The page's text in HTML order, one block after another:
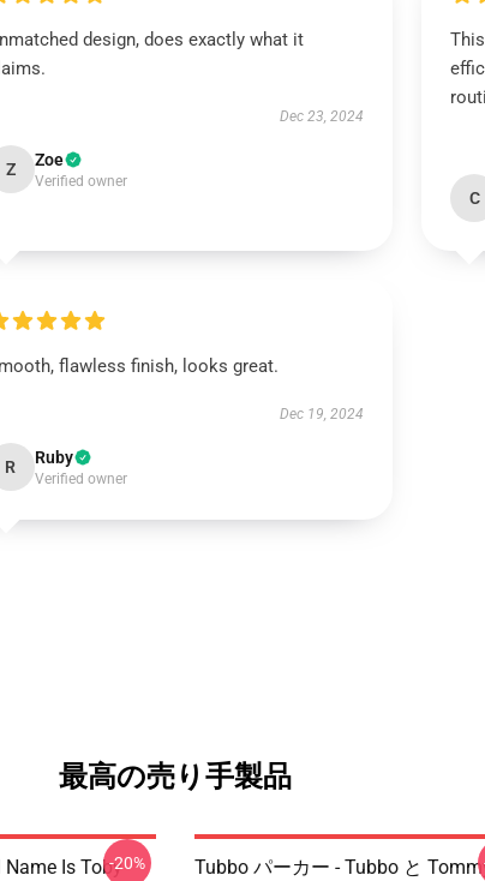
design, does exactly what it
Dec 23, 2024
Z Zoe
Verified owner
C
flawless finish, looks great.
Dec 19, 2024
R Ruby
Verified owner
最高の売り手製品
Name Is Toby-20%
Tubbo パーカー - Tubbo と